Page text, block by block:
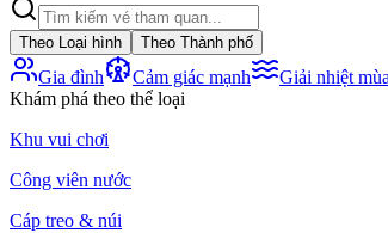
Theo Loại hình Theo Thành phố
Gia đình Cảm giác mạnh Giải nhiệt
Khám phá theo thể loại
Khu vui chơi
Công viên nước
Cáp treo & núi